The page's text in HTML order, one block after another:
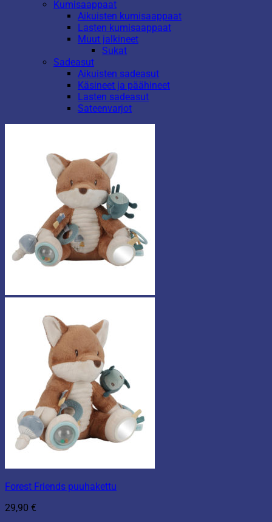
Kumisaappaat
Aikuisten kumisaappaat
Lasten kumisaappaat
Muut jalkineet
Sukat
Sadeasut
Aikuisten sadeasut
Käsineet ja päähineet
Lasten sadeasut
Sateenvarjot
Forest Friends puuhakettu
29,90 €